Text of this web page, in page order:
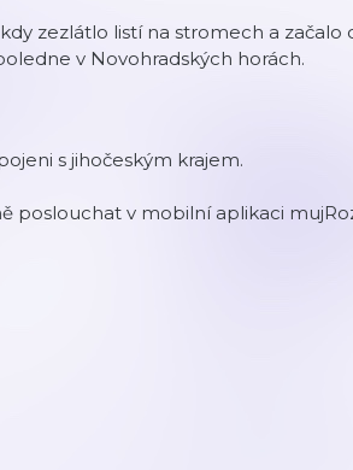
zezlátlo listí na stromech a začalo
v Novohradských horách.
s jihočeským krajem.
poslouchat v mobilní aplikaci